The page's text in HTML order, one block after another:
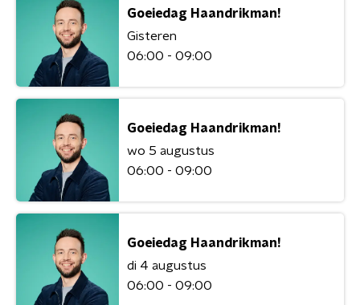
Goeiedag Haandrikman!
Gisteren
06:00 - 09:00
Goeiedag Haandrikman!
wo 5 augustus
06:00 - 09:00
Goeiedag Haandrikman!
di 4 augustus
06:00 - 09:00